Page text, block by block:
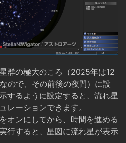
群の極大のころ（2025年は12
ので、その前後の夜間）に設
するように設定すると、流れ星
レーションできます。
オンにしてから、時間を進める
行すると、星図に流れ星が表示